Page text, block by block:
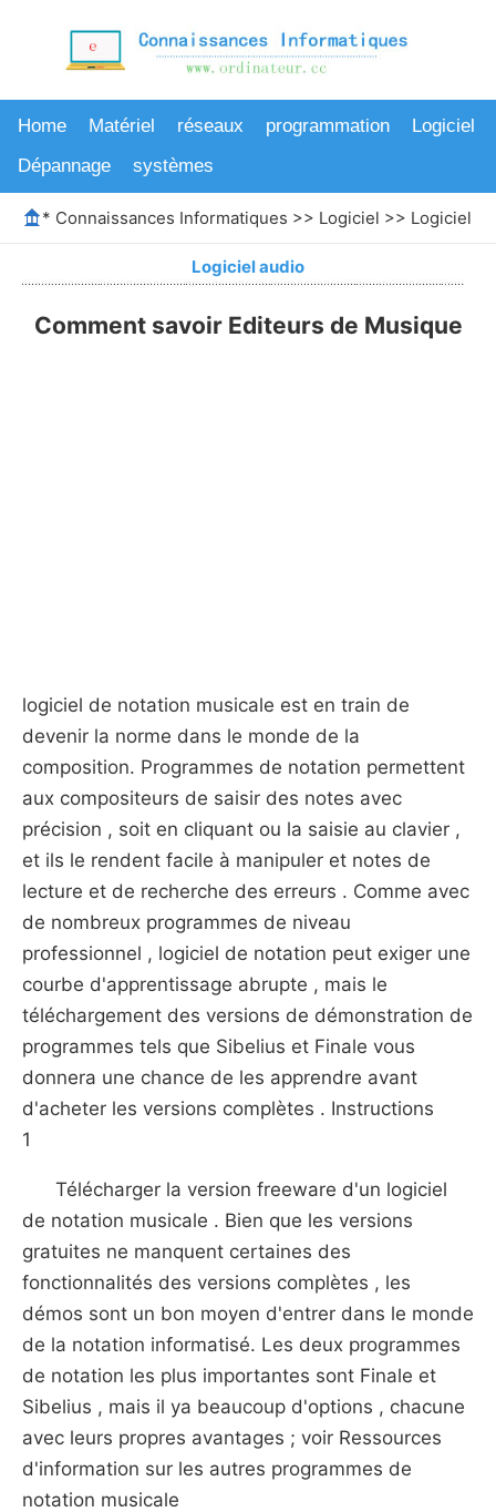
Home Matériel réseaux programmation
Logiciel
Dépannage
systèmes
* Connaissances Informatiques >> Logiciel >> Logiciel
Logiciel audio
Comment savoir Editeurs de Musique
logiciel de notation musicale est en train de
devenir la norme dans le monde de la
composition. Programmes de notation permettent
aux compositeurs de saisir des notes avec
précision , soit en cliquant ou la saisie au clavier ,
et ils le rendent facile à manipuler et notes de
lecture et de recherche des erreurs . Comme avec
de nombreux programmes de niveau
professionnel , logiciel de notation peut exiger une
courbe d'apprentissage abrupte , mais le
téléchargement des versions de démonstration de
programmes tels que Sibelius et Finale vous
donnera une chance de les apprendre avant
d'acheter les versions complètes . Instructions
1
Télécharger la version freeware d'un logiciel
de notation musicale . Bien que les versions
gratuites ne manquent certaines des
fonctionnalités des versions complètes , les
démos sont un bon moyen d'entrer dans le monde
de la notation informatisé. Les deux programmes
de notation les plus importantes sont Finale et
Sibelius , mais il ya beaucoup d'options , chacune
avec leurs propres avantages ; voir Ressources
d'information sur les autres programmes de
notation musicale